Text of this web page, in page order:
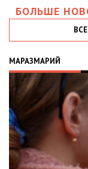
БОЛЬШЕ
МАРАЗМАРИЙ